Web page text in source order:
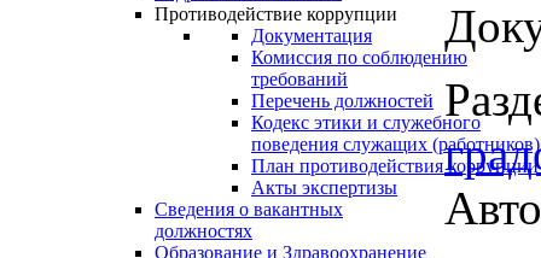
Противодействие коррупции
Документация
Комиссия по соблюдению
требований
Перечень должностей
Кодекс этики и служебного
поведения служащих (работников)
План противодействия коррупции
Акты экспертизы
Сведения о вакантных
должностях
Образование и Здравоохранение